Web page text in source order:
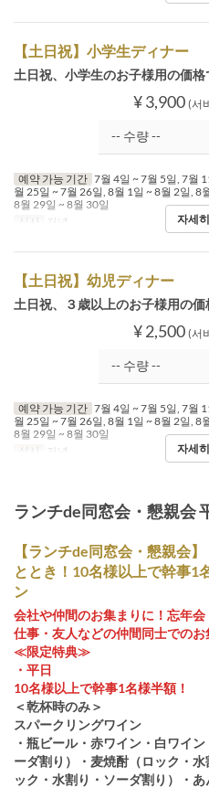
【土日祝】小学生ディナー
土日祝、小学生のお子様用の価格
¥ 3,900 (서
예약 가능 기간 7월 4일 ~ 7월 5일, 7월
월 25일 ~ 7월 26일, 8월 1일 ~ 8월 2일, 8
8월 29일 ~ 8월 30일
식사
저녁 자세
【土日祝】幼児ディナー
土日祝、３歳以上のお子様用の価
¥ 2,500 (서
예약 가능 기간 7월 4일 ~ 7월 5일, 7월
월 25일 ~ 7월 26일, 8월 1일 ~ 8월 2일, 8
8월 29일 ~ 8월 30일
식사
저녁 자세
ランチde同窓会・懇親会
【ランチde同窓会・懇親会
ととき！10名様以上で幹事1
ン
会社や仲間のお集まりに！忘年
仕事・友人などの仲間同士でのお
≪限定特典≫
・平日
10名様以上で幹事1名様半額！
＜乾杯時のみ＞
スパークリングワイン
・瓶ビール・赤ワイン・白ワイ
ーダ割り）・麦焼酎（ロック・
ック・水割り・ソーダ割り）・